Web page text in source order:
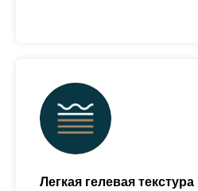
Легкая гелевая текстура